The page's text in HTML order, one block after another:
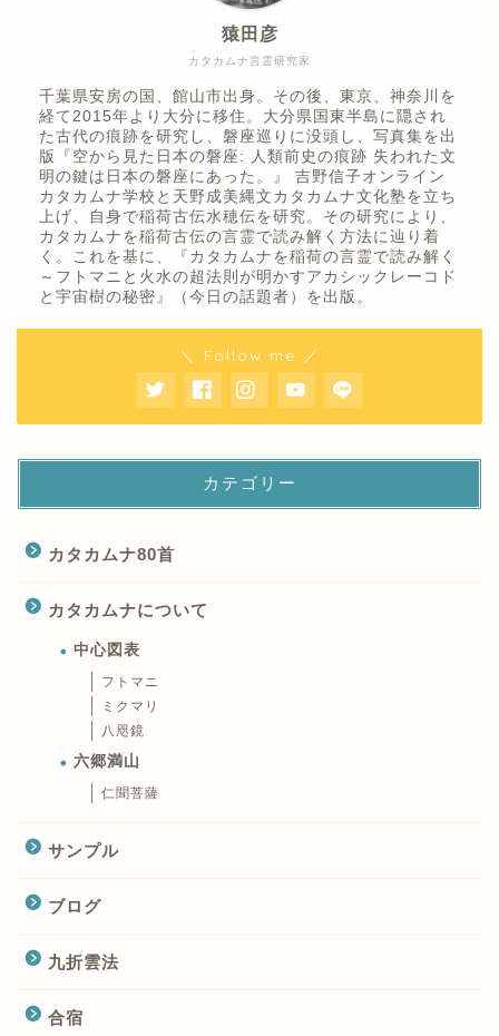
カタカムナ言霊研究家
猿田彦
千葉県安房の国、館山市出身。その後、東京、神奈川を
経て2015年より大分に移住。大分県国東半島に隠され
た古代の痕跡を研究し、磐座巡りに没頭し、写真集を出
版『空から見た日本の磐座: 人類前史の痕跡 失われた文
明の鍵は日本の磐座にあった。』 吉野信子オンライン
カタカムナ学校と天野成美縄文カタカムナ文化塾を立ち
上げ、自身で稲荷古伝水穂伝を研究。その研究により、
カタカムナを稲荷古伝の言霊で読み解く方法に辿り着
く。これを基に、『カタカムナを稲荷の言霊で読み解く
～フトマニと火水の超法則が明かすアカシックレーコド
と宇宙樹の秘密』（今日の話題者）を出版。
＼ Follow me ／
カテゴリー
カタカムナ80首
カタカムナについて
中心図表
フトマニ
ミクマリ
八咫鏡
六郷満山
仁聞菩薩
サンプル
ブログ
九折雲法
合宿